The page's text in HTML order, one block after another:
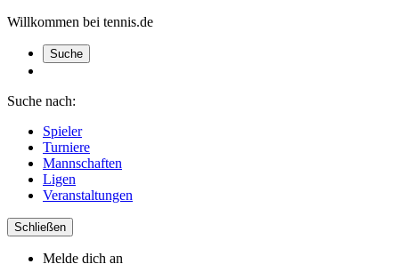
Willkommen bei tennis.de
Suche
Suche nach:
Spieler
Turniere
Mannschaften
Ligen
Veranstaltungen
Schließen
Melde dich an